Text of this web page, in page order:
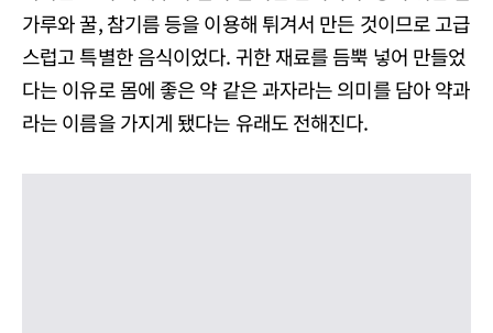
가루와 꿀, 참기름 등을 이용해 튀겨서 만든 것이므로 고급
스럽고 특별한 음식이었다. 귀한 재료를 듬뿍 넣어 만들었
다는 이유로 몸에 좋은 약 같은 과자라는 의미를 담아 약과
라는 이름을 가지게 됐다는 유래도 전해진다.